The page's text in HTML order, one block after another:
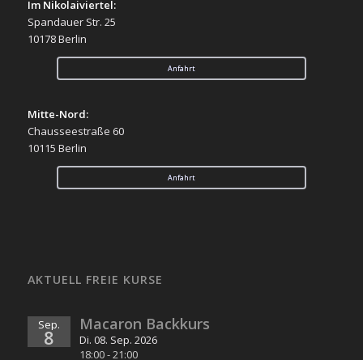
Im Nikolaiviertel:
Spandauer Str. 25
10178 Berlin
Anfahrt
Mitte-Nord:
Chausseestraße 60
10115 Berlin
Anfahrt
AKTUELL FREIE KURSE
Sep.
8
Macaron Backkurs
Di. 08. Sep. 2026
18:00-21:00